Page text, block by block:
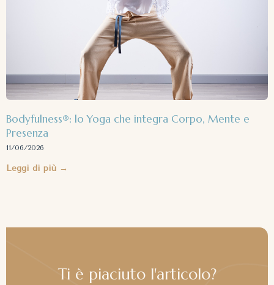
Bodyfulness®: lo Yoga che integra Corpo, Mente e
Presenza
11/06/2026
Leggi di più →
Ti è piaciuto l'articolo?